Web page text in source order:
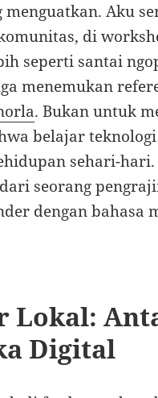
Aku
di
seperti santai
menemukan
. Bukan untuk
belajar
sehari-
seorang
dengan bahasa
Lokal:
Digital